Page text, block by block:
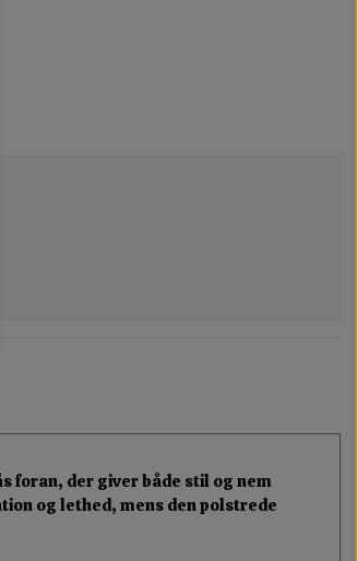
foran, der giver både stil og nem
og lethed, mens den polstrede